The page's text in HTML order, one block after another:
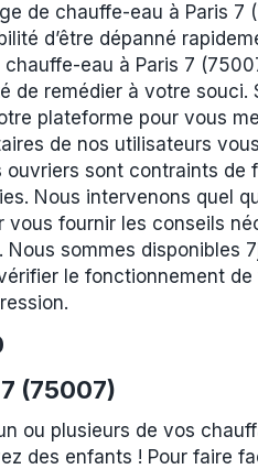
de chauffe-eau à Paris 7
d’être dépanné
eau à Paris 7
remédier à votre
plateforme pour vous
de nos utilisateurs
sont contraints de
Nous intervenons quel
fournir les conseils
sommes disponibles
le fonctionnement
(75007)
ou plusieurs de vos
des enfants ! Pour faire